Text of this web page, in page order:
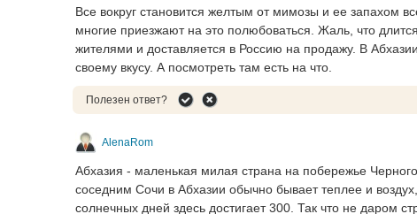
Все вокруг становится желтым от мимозы и ее запахом
многие приезжают на это полюбоваться. Жаль, что
жителями и доставляется в Россию на продажу. В
своему вкусу. А посмотреть там есть на что.
Полезен ответ?
AlenaRom
Абхазия - маленькая милая страна на побережье
соседним Сочи в Абхазии обычно бывает теплее и
солнечных дней здесь достигает 300. Так что не даром